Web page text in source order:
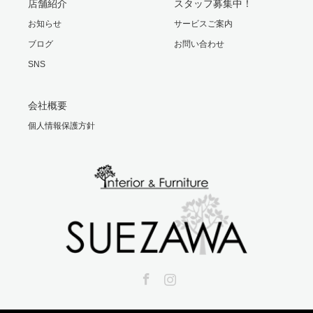
店舗紹介
お知らせ
ブログ
SNS
スタッフ募集中！
サービスご案内
お問い合わせ
会社概要
個人情報保護方針